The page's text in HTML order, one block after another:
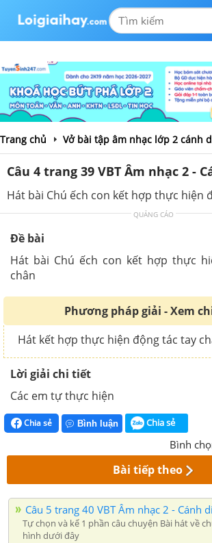
Trang chủ Vở bài tập âm nhạc lớp 2 cánh
Câu 4 trang 39 VBT Âm nhạc 2 -
Hát bài Chú ếch con kết hợp thực hiện
QUẢNG CÁO
Đề bài
Hát bài Chú ếch con kết hợp thực
chân
Phương pháp giải - Xem
Hát kết hợp thực hiện động tác tay
Lời giải chi tiết
Các em tự thực hiện
Chia sẻ Bình luận Chia sẻ
Bình
Bài tiếp theo
Câu 5 trang 40 VBT Âm nhạc 2 - Cánh
Tự chọn và kể 1 phần câu chuyện Bài hát về
hình dưới đây